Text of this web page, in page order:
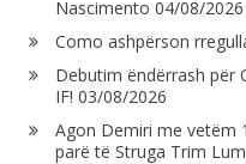
Nascimento 04/08/2026
Como ashpërson
Debutim ëndërrash për
IF! 03/08/2026
Agon Demiri me vetëm
parë të Struga Trim Lum